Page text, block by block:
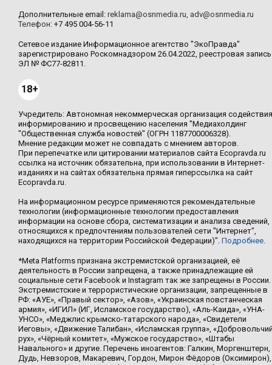
Дополнительные email: reklama@osnmedia.ru, adv@osnmedia.ru
Телефон: +7 495 004-56-11
Сетевое издание Информационное агентство "ЭкоПравда"
зарегистрировано Роскомнадзором 26.04.2022, реестровая запись
ЭЛ № ФС77-82811.
18+
Учредитель: Автономная некоммерческая организация содействия
информированию и просвещению населения "Медиахолдинг
"Общественная служба новостей" (ОГРН 1187700006328).
Мнение редакции может не совпадать с мнением авторов.
При перепечатке или цитировании материалов сайта Ecopravda.ru
ссылка на источник обязательна, при использовании в Интернет-
изданиях и на сайтах обязательна прямая гиперссылка на сайт
Ecopravda.ru.
На информационном ресурсе применяются рекомендательные
технологии (информационные технологии предоставления
информации на основе сбора, систематизации и анализа сведений,
относящихся к предпочтениям пользователей сети "Интернет",
находящихся на территории Российской Федерации)". Подробнее.
*Meta Platforms признана экстремистской организацией, её
деятельность в России запрещена, а также принадлежащие ей
социальные сети Facebook и Instagram так же запрещены в России.
Экстремистские и террористические организации, запрещенные в
РФ: «АУЕ», «Правый сектор», «Азов», «Украинская повстанческая
армия», «ИГИЛ» (ИГ, Исламское государство), «Аль-Каида», «УНА-
УНСО», «Меджлис крымско-татарского народа», «Свидетели
Иеговы», «Движение Талибан», «Исламская группа»,
рух», «Чёрный комитет», «Мужское государство», «Штабы
Навального» и другие. Перечень иноагентов: Галкин, Моргенштерн,
Дудь, Невзоров, Макаревич, Гордон, Мирон Фёдоров (Оксимирон),